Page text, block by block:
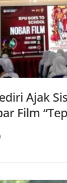
Ajak
Film